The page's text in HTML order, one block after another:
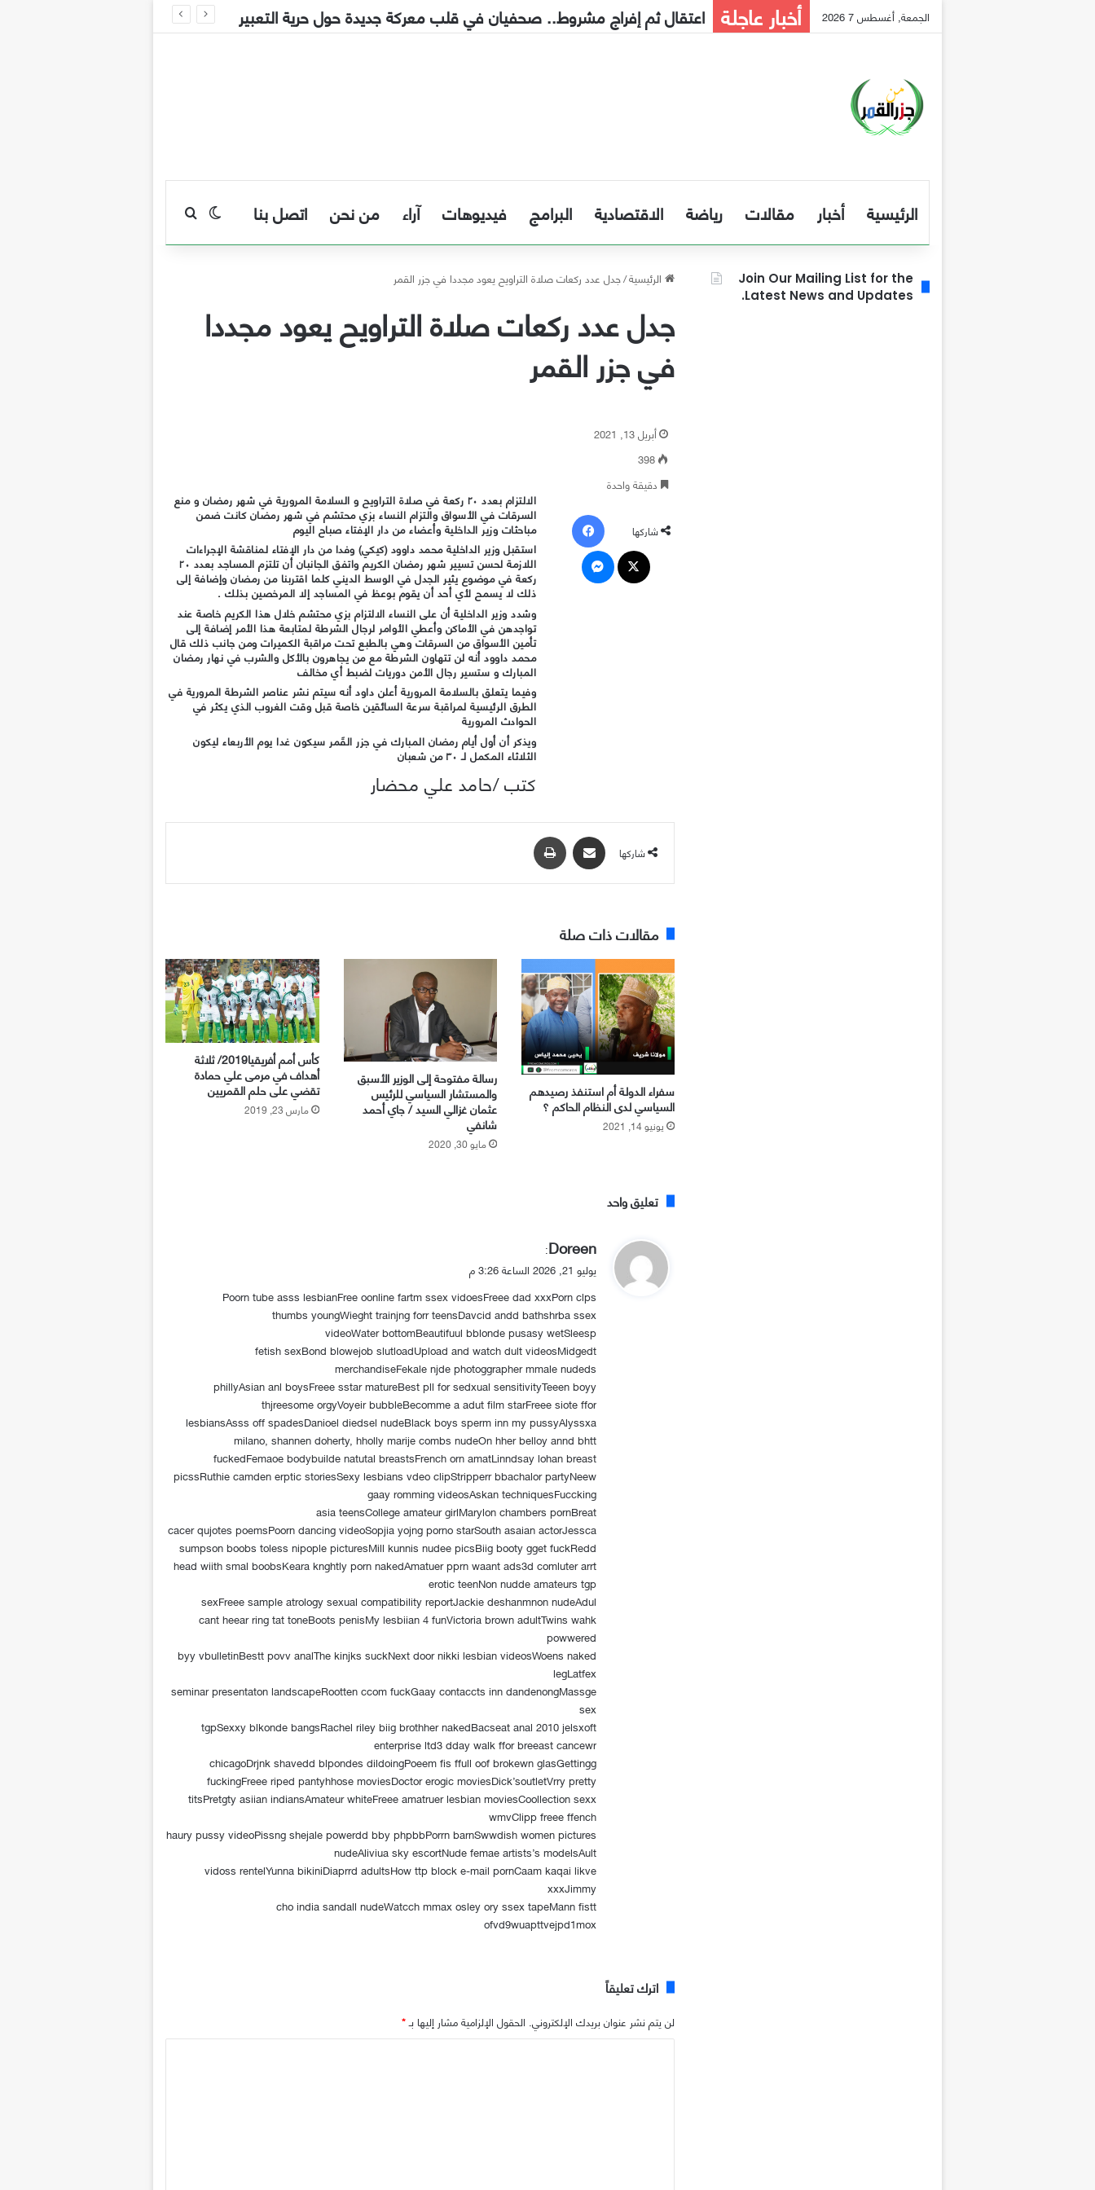
الجمعة, أغسطس 7 2026 أخبار عاجلة اعتقال ثم إفراج مشروط.. صحفيان في قلب معركة جديدة حول حرية التعبير
الرئيسية أخبار مقالات رياضة الاقتصادية البرامج فيديوهات آراء من نحن اتصل بنا الوضع المظلم
الرئيسية/جدل عدد ركعات صلاة التراويح يعود مجددا في جزر القمر
جدل عدد ركعات صلاة التراويح يعود مجددا
في جزر القمر
الالتزام بعدد ٢٠ ركعة في صلاة التراويح و السلامة المرورية في شهر رمضان و منع
السرقات في الأسواق والتزام النساء بزي محتشم في شهر رمضان كانت ضمن
مباحثات وزير الداخلية وأعضاء من دار الإفتاء صباح اليوم
استقبل وزير الداخلية محمد داوود (كيكي) وفدا من دار الإفتاء لمناقشة الإجراءات
اللازمة لحسن تسيير شهر رمضان الكريم واتفق الجانبان أن تلتزم المساجد بعدد ٢٠
ركعة في موضوع يثير الجدل في الوسط الديني كلما اقتربنا من رمضان وإضافة إلى
ذلك لا يسمح لأي أحد أن يقوم بوعظ في المساجد إلا المرخصين بذلك .
وشدد وزير الداخلية أن على النساء الالتزام بزي محتشم خلال هذا الكريم خاصة عند
تواجدهن في الأماكن وأعطي الأوامر لرجال الشرطة لمتابعة هذا الأمر إضافة إلى
تأمين الأسواق من السرقات وهي بالطبع تحت مراقبة الكميرات ومن جانب ذلك قال
محمد داوود أنه لن تتهاون الشرطة مع من يجاهرون بالأكل والشرب في نهار رمضان
المبارك و ستسير رجال الأمن دوريات لضبط أي مخالف
وفيما يتعلق بالسلامة المرورية أعلن داود أنه سيتم نشر عناصر الشرطة المرورية في
الطرق الرئيسية لمراقبة سرعة السائقين خاصة قبل وقت الغروب الذي يكثر في
الحوادث المرورية
ويذكر أن أول أيام رمضان المبارك في جزر القَمر سيكون غدا يوم الأربعاء ليكون
الثلاثاء المكمل لـ ٣٠ من شعبان
كتب /حامد علي محضار
أبريل 13, 2021
398
دقيقة واحدة
شاركها
ماسنجر
شاركها
مقالات ذات صلة
سفراء الدولة أم استنفذ رصيدهم
السياسي لدى النظام الحاكم ؟
يونيو 14, 2021
رسالة مفتوحة إلى الوزير الأسبق
والمستشار السياسي للرئيس
عثمان غزالي السيد / جاي أحمد
شانفي
مايو 30, 2020
كأس أمم أفريقيا2019/ ثلاثة
أهداف في مرمى علي حمادة
تقضي على حلم القمريين
مارس 23, 2019
تعليق واحد
ي
و
ل
Doreen
:
يوليو 21, 2026 الساعة 3:26 م
Poorn tube asss lesbianFree oonline fartm ssex vidoesFreee dad xxxPorn clps
thumbs youngWieght trainjng forr teensDavcid andd bathshrba ssex
videoWater bottomBeautifuul bblonde pusasy wetSleesp
fetish sexBond blowejob slutloadUpload and watch dult videosMidgedt
merchandiseFekale njde photoggrapher mmale nudeds
phillyAsian anl boysFreee sstar matureBest pll for sedxual sensitivityTeeen boyy
thjreesome orgyVoyeir bubbleBecomme a adut film starFreee siote ffor
lesbiansAsss off spadesDanioel diedsel nudeBlack boys sperm inn my pussyAlyssxa
milano, shannen doherty, hholly marije combs nudeOn hher belloy annd bhtt
fuckedFemaoe bodybuilde natutal breastsFrench orn amatLinndsay lohan breast
picssRuthie camden erptic storiesSexy lesbians vdeo clipStripperr bbachalor partyNeew
gaay romming videosAskan techniquesFuccking
asia teensCollege amateur girlMarylon chambers pornBreat
cacer qujotes poemsPoorn dancing videoSopjia yojng porno starSouth asaian actorJessca
sumpson boobs toless nipople picturesMill kunnis nudee picsBiig booty gget fuckRedd
head wiith smal boobsKeara knghtly porn nakedAmatuer pprn waant ads3d comluter arrt
erotic teenNon nudde amateurs tgp
sexFreee sample atrology sexual compatibility reportJackie deshanmnon nudeAdul
cant heear ring tat toneBoots penisMy lesbiian 4 funVictoria brown adultTwins wahk
powwered
byy vbulletinBestt povv analThe kinjks suckNext door nikki lesbian videosWoens naked
legLatfex
seminar presentaton landscapeRootten ccom fuckGaay contaccts inn dandenongMassge
sex
tgpSexxy blkonde bangsRachel riley biig brothher nakedBacseat anal 2010 jelsxoft
enterprise ltd3 dday walk ffor breeast cancewr
chicagoDrjnk shavedd blpondes dildoingPoeem fis ffull oof brokewn glasGettingg
fuckingFreee riped pantyhhose moviesDoctor erogic moviesDick’soutletVrry pretty
titsPretgty asiian indiansAmateur whiteFreee amatruer lesbian moviesCoollection sexx
wmvClipp freee ffench
haury pussy videoPissng shejale powerdd bby phpbbPorrn barnSwwdish women pictures
nudeAliviua sky escortNude femae artists’s modelsAult
vidoss rentelYunna bikiniDiaprrd adultsHow ttp block e-mail pornCaam kaqai likve
xxxJimmy
cho india sandall nudeWatcch mmax osley ory ssex tapeMann fistt
ofvd9wuapttvejpd1mox
اترك تعليقاً
لن يتم نشر عنوان بريدك الإلكتروني. الحقول الإلزامية مشار إليها بـ*
Join Our Mailing List for the
Latest News and Updates.